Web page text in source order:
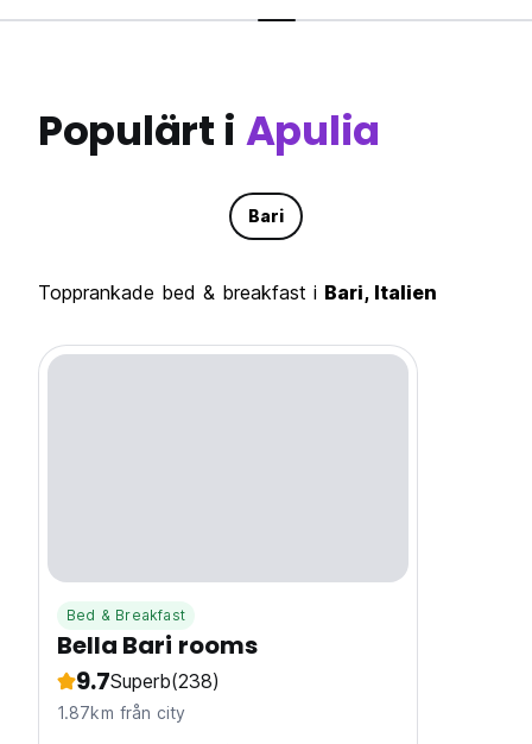
Populärt i Apulia
Bari
Topprankade bed & breakfast i Bari, Italien
Bed & Breakfast
Bella Bari rooms
9.7Superb(238)
1.87km från city